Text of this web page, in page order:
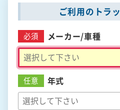
ご利用のトラ
必須 メーカー/車種
任意 年式